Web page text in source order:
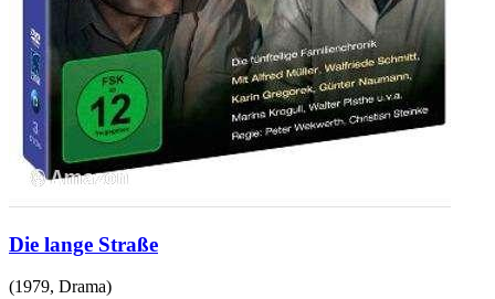
Die lange Straße
(1979, Drama)